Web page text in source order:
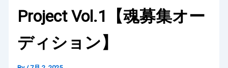
Project Vol.1【魂募集オー
ディション】